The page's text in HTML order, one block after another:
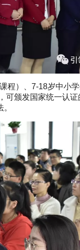
）、7-18岁中小
颁发国家统一认